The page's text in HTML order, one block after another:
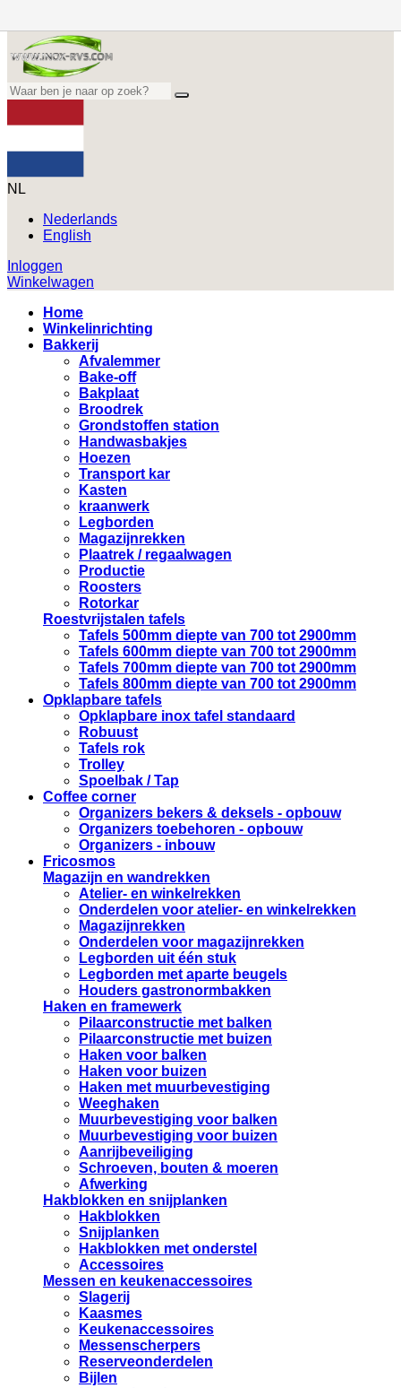
NL
Nederlands
English
Inloggen
Winkelwagen
Home
Winkelinrichting
Bakkerij
Afvalemmer
Bake-off
Bakplaat
Broodrek
Grondstoffen station
Handwasbakjes
Hoezen
Transport kar
Kasten
kraanwerk
Legborden
Magazijnrekken
Plaatrek / regaalwagen
Productie
Roosters
Rotorkar
Roestvrijstalen tafels
Tafels 500mm diepte van 700 tot 2900mm
Tafels 600mm diepte van 700 tot 2900mm
Tafels 700mm diepte van 700 tot 2900mm
Tafels 800mm diepte van 700 tot 2900mm
Opklapbare tafels
Opklapbare inox tafel standaard
Robuust
Tafels rok
Trolley
Spoelbak / Tap
Coffee corner
Organizers bekers & deksels - opbouw
Organizers toebehoren - opbouw
Organizers - inbouw
Fricosmos
Magazijn en wandrekken
Atelier- en winkelrekken
Onderdelen voor atelier- en winkelrekken
Magazijnrekken
Onderdelen voor magazijnrekken
Legborden uit één stuk
Legborden met aparte beugels
Houders gastronormbakken
Haken en framewerk
Pilaarconstructie met balken
Pilaarconstructie met buizen
Haken voor balken
Haken voor buizen
Haken met muurbevestiging
Weeghaken
Muurbevestiging voor balken
Muurbevestiging voor buizen
Aanrijbeveiliging
Schroeven, bouten & moeren
Afwerking
Hakblokken en snijplanken
Hakblokken
Snijplanken
Hakblokken met onderstel
Accessoires
Messen en keukenaccessoires
Slagerij
Kaasmes
Keukenaccessoires
Messenscherpers
Reserveonderdelen
Bijlen